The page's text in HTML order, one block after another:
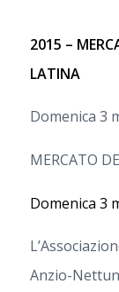
2015 –
LATINA
Domenica 3
MERCATO
Domenica 3
Anzio-